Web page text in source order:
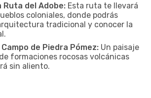
Ruta del Adobe: Esta ruta te llevará
coloniales, donde podrás
tradicional y conocer la
de Piedra Pómez: Un paisaje
formaciones rocosas volcánicas
sin aliento.